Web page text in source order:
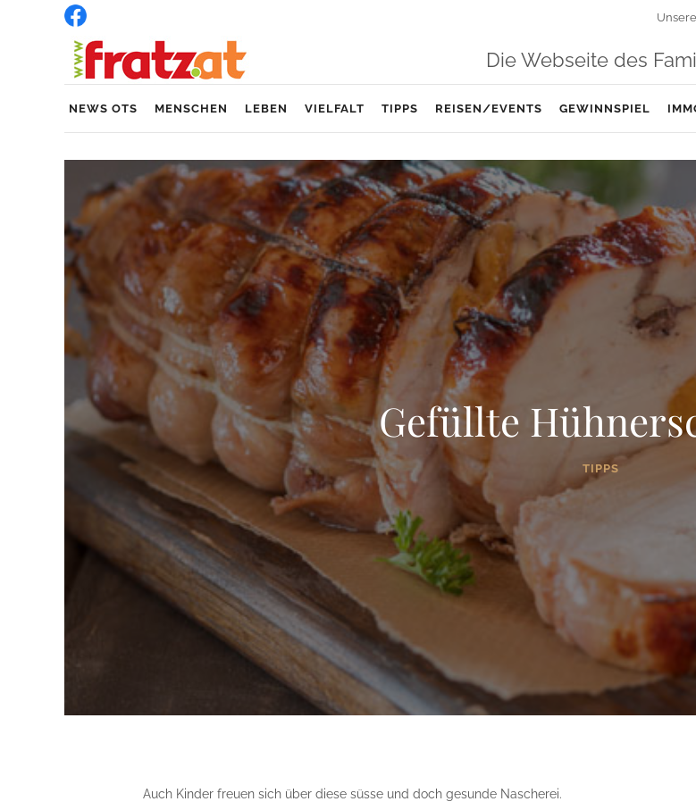
Die Webseite des
NEWS OTS MENSCHEN LEBEN VIELFALT TIPPS REISEN/EVENTS GEWINNSPIEL
Gefüllte
TIPPS
Auch Kinder freuen sich über diese süsse und doch gesunde Nascherei.